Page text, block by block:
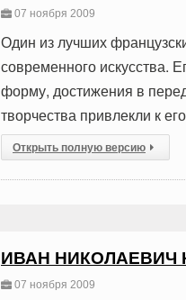
07 ноября 2009
Один из лучших
современного искусства.
форму, достижения в
творчества привлекли к
Открыть полную версию
ИВАН НИКОЛАЕВИЧ
07 ноября 2009